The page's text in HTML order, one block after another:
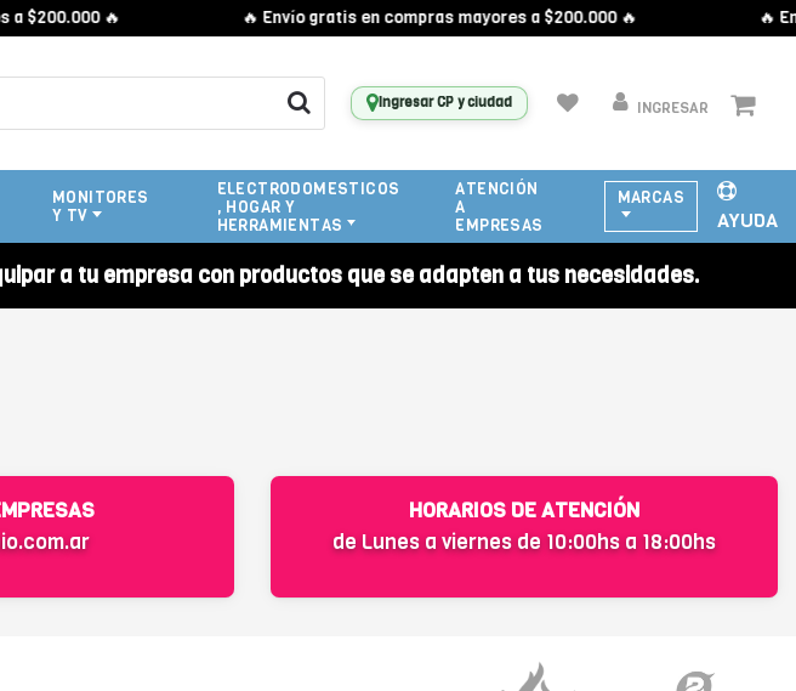
$200.000 🔥 🔥 Envío gratis en compras mayores a $200.000 🔥 🔥
Ingresar CP y ciudad INGRESAR
MONITORES
Y TV
ELECTRODOMESTICOS
, HOGAR Y
HERRAMIENTAS
ATENCIÓN
A
EMPRESAS
MARCAS
AYUDA
a tu empresa con productos que se adapten a tus necesidades.
HORARIOS DE ATENCIÓN
de Lunes a viernes de 10:00hs a 18:00hs